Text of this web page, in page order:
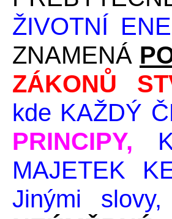
ŽIVOTNÍ
ZNAMENÁ
ZÁKONŮ
kde KAŽDÝ
PRINCIPY,
MAJETEK
Jinými slovy,